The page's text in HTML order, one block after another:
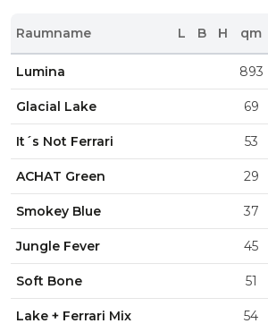
Raumname L B H qm
Lumina 893
Glacial Lake 69
It´s Not Ferrari 53
ACHAT Green 29
Smokey Blue 37
Jungle Fever 45
Soft Bone 51
Lake + Ferrari Mix 54